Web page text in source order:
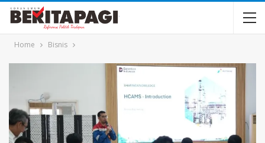
Home Bisnis